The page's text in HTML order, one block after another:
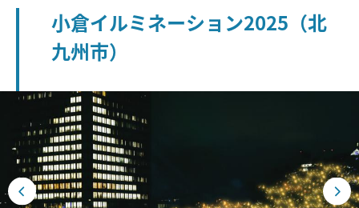
小倉イルミネーション2025（北
九州市）